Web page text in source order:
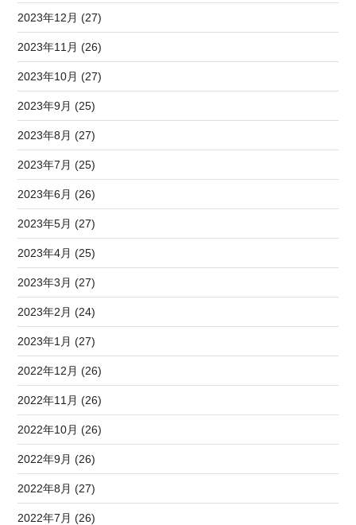
2023年12月 (27)
2023年11月 (26)
2023年10月 (27)
2023年9月 (25)
2023年8月 (27)
2023年7月 (25)
2023年6月 (26)
2023年5月 (27)
2023年4月 (25)
2023年3月 (27)
2023年2月 (24)
2023年1月 (27)
2022年12月 (26)
2022年11月 (26)
2022年10月 (26)
2022年9月 (26)
2022年8月 (27)
2022年7月 (26)